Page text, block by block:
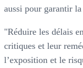
aussi pour garantir
"Réduire les délais
critiques et leur
l’exposition et le